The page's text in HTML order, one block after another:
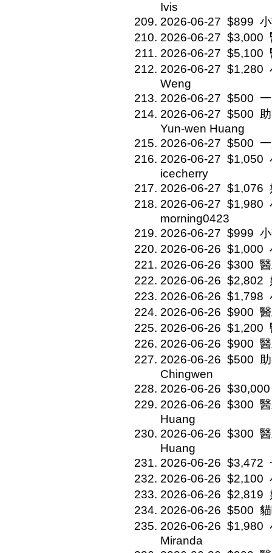
Ivis
2026-06-27 $899
2026-06-27 $3,000
2026-06-27 $5,100
2026-06-27 $1,280
Weng
2026-06-27 $500
2026-06-27 $500
Yun-wen Huang
2026-06-27 $500
2026-06-27 $1,050
icecherry
2026-06-27 $1,076
2026-06-27 $1,980
morning0423
2026-06-27 $999
2026-06-26 $1,000
2026-06-26 $300
2026-06-26 $2,802
2026-06-26 $1,798
2026-06-26 $900
2026-06-26 $1,200
2026-06-26 $900
2026-06-26 $500
Chingwen
2026-06-26 $30,000
2026-06-26 $300
Huang
2026-06-26 $300
Huang
2026-06-26 $3,472
2026-06-26 $2,100
2026-06-26 $2,819
2026-06-26 $500
2026-06-26 $1,980
Miranda